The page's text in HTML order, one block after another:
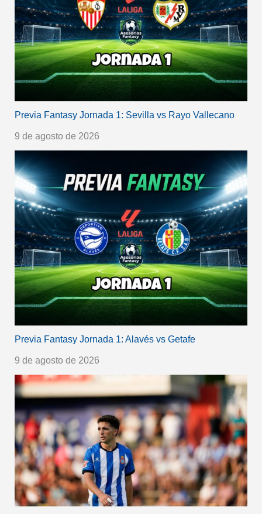
Previa Fantasy Jornada 1: Sevilla vs Rayo Vallecano
9 de agosto de 2026
Previa Fantasy Jornada 1: Alavés vs Getafe
9 de agosto de 2026